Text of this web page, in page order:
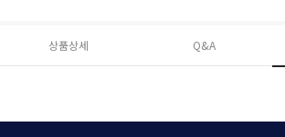
상품상세 Q&A